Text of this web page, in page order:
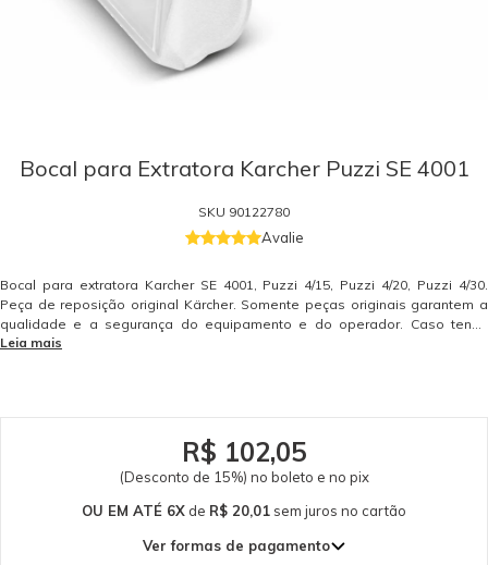
Bocal para Extratora Karcher Puzzi SE 4001
SKU 90122780
Avalie
Bocal para extratora Karcher SE 4001, Puzzi 4/15, Puzzi 4/20, Puzzi 4/30.
Peça de reposição original Kärcher. Somente peças originais garantem a
qualidade e a segurança do equipamento e do operador. Caso tenha
dúvidas consulte-nos. Itens Inclusos 01 Bocal para Extratora SE 4001
Leia mais
R$ 102,05
(Desconto de 15%) no boleto e no pix
OU EM ATÉ 6X de R$ 20,01 sem juros no cartão
Ver formas de pagamento